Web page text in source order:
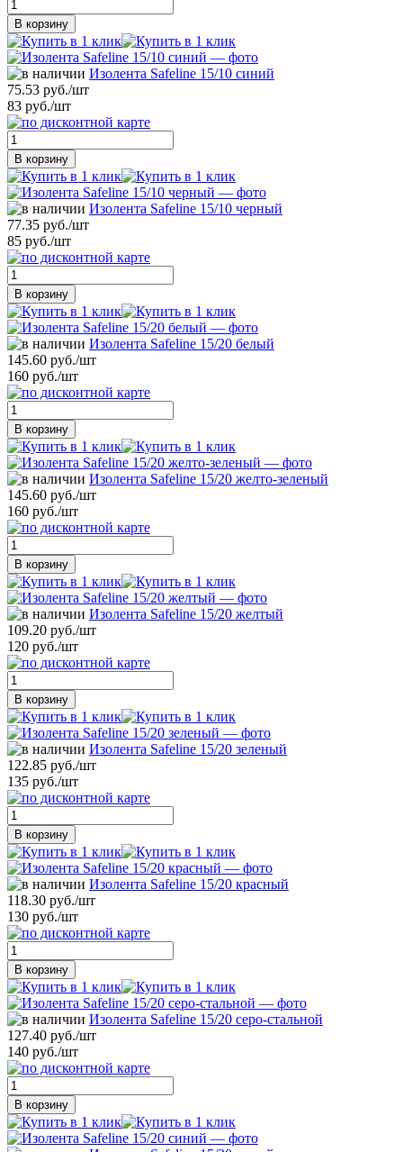
В корзину
Изолента Safeline 15/10 синий
75.53 руб./шт
83 руб./шт
В корзину
Изолента Safeline 15/10 черный
77.35 руб./шт
85 руб./шт
В корзину
Изолента Safeline 15/20 белый
145.60 руб./шт
160 руб./шт
В корзину
Изолента Safeline 15/20 желто-зеленый
145.60 руб./шт
160 руб./шт
В корзину
Изолента Safeline 15/20 желтый
109.20 руб./шт
120 руб./шт
В корзину
Изолента Safeline 15/20 зеленый
122.85 руб./шт
135 руб./шт
В корзину
Изолента Safeline 15/20 красный
118.30 руб./шт
130 руб./шт
В корзину
Изолента Safeline 15/20 серо-стальной
127.40 руб./шт
140 руб./шт
В корзину